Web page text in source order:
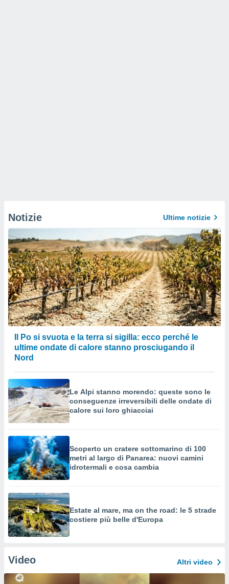
Notizie Ultime notizie
Il Po si svuota e la terra si sigilla: ecco perché le
ultime ondate di calore stanno prosciugando il
Nord
Le Alpi stanno morendo: queste sono le
conseguenze irreversibili delle ondate di
calore sui loro ghiacciai
Scoperto un cratere sottomarino di 100
metri al largo di Panarea: nuovi camini
idrotermali e cosa cambia
Estate al mare, ma on the road: le 5 strade
costiere più belle d'Europa
Video Altri video